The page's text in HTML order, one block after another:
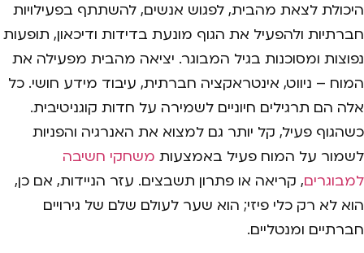
היכולת לצאת מהבית, לפגוש אנשים, להשתתף בפעילויות
חברתיות ולהפעיל את הגוף מונעת בדידות ודיכאון, תופעות
נפוצות ומסוכנות בגיל המבוגר. יציאה מהבית מפעילה את
המוח – ניווט, אינטראקציה חברתית, עיבוד מידע חושי. כל
אלה הם תרגילים חיוניים לשמירה על חדות קוגניטיבית.
כשהגוף פעיל, קל יותר גם למצוא את האנרגיה והפניות
לשמור על המוח פעיל באמצעות משחקי חשיבה
למבוגרים, קריאה או פתרון תשבצים. עזר הניידות, אם כן,
הוא לא רק כלי פיזי; הוא שער לעולם שלם של גירויים
חברתיים ומנטליים.